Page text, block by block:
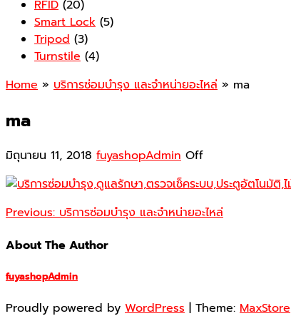
RFID (20)
Smart Lock (5)
Tripod (3)
Turnstile (4)
Home » บริการซ่อมบำรุง และจำหน่ายอะไหล่ » ma
ma
มิถุนายน 11, 2018 fuyashopAdmin Off
Previous:บริการซ่อมบำรุง และจำหน่ายอะไหล่
About The Author
fuyashopAdmin
Proudly powered by WordPress | Theme: MaxStore